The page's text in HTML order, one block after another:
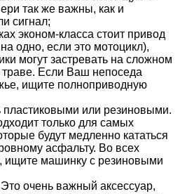
так же важны, как и
сигнал;
эконом-класса стоит привод
одно, если это мотоцикл),
могут застревать на сложном
траве. Если Ваш непоседа
ищите полноприводную
пластиковыми или резиновыми.
только для самых
будут медленно кататься
асфальту. Во всех
ищите машинку с резиновыми
очень важный аксессуар,